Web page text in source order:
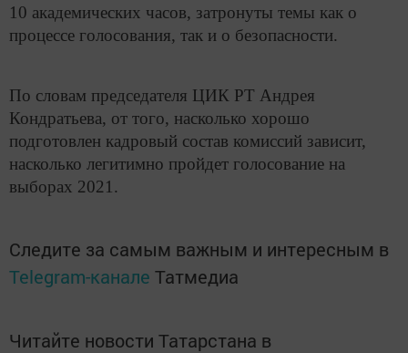
10 академических часов, затронуты темы как о
процессе голосования, так и о безопасности.
По словам председателя ЦИК РТ Андрея
Кондратьева, от того, насколько хорошо
подготовлен кадровый состав комиссий зависит,
насколько легитимно пройдет голосование на
выборах 2021.
Следите за самым важным и интересным в
Telegram-канале Татмедиа
Читайте новости Татарстана в